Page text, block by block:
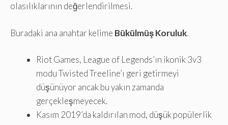
olasılıklarının değerlendirilmesi.
Buradaki ana anahtar kelime Bükülmüş Koruluk.
Riot Games, League of Legends’ın ikonik 3v3
modu Twisted Treeline’ı geri getirmeyi
düşünüyor ancak bu yakın zamanda
gerçekleşmeyecek.
Kasım 2019’da kaldırılan mod, düşük popülerlik